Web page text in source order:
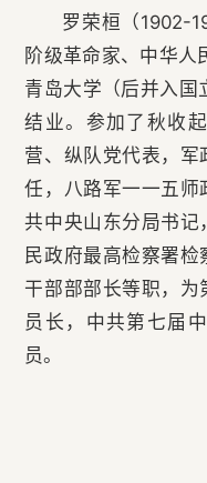
罗荣桓（1902-
阶级革命家、中华人
青岛大学（后并入国
结业。参加了秋收
营、纵队党代表，军
任，八路军一一五师
共中央山东分局书记
民政府最高检察署
干部部部长等职，
员长，中共第七届
员。